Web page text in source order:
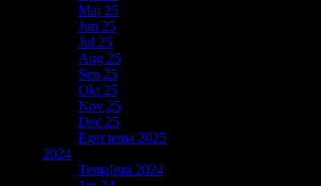
Maj 25
Jun 25
Jul 25
Aug 25
Sep 25
Okt 25
Nov 25
Dec 25
Eget tema 2025
2024
Temalista 2024